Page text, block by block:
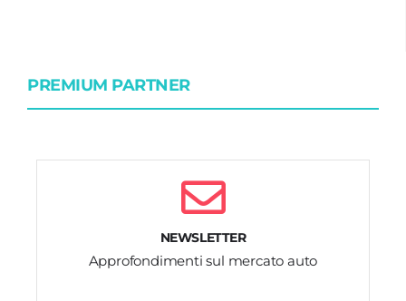
PREMIUM PARTNER
NEWSLETTER
Approfondimenti sul mercato auto